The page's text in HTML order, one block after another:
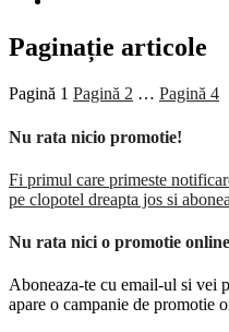
Paginație articole
Pagină 1 Pagină 2 … Pagină 4
Nu rata nicio promotie!
Fi primul care primeste
pe clopotel dreapta jos si
Nu rata nici o promotie online
Aboneaza-te cu email-ul si vei
apare o campanie de promotie